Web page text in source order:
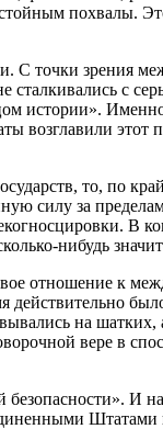
похвалы.
С точки зрения
с
истории».
возглавили этот
то, по
силу за
В
нибудь
отношение к
действительно
на
вере в
И
Штатами